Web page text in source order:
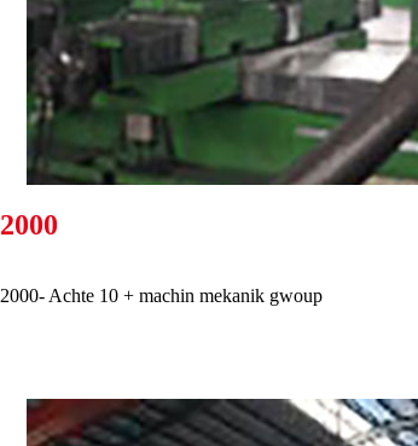
2000
2000- Achte 10 + machin mekanik gwoup